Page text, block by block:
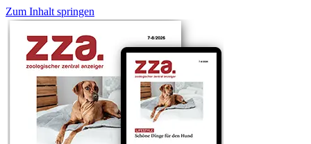
Zum Inhalt springen